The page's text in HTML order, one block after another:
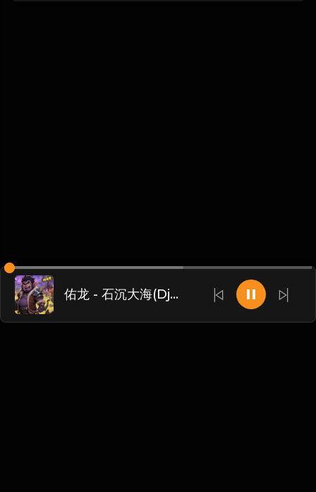
佑龙 - 石沉大海(Dj浩仔 ProgHouse Rmx 2024)